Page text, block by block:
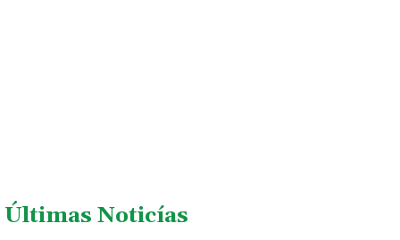
Últimas Noticías